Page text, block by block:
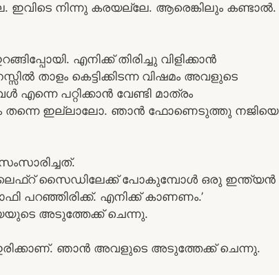
ഇവിടെ നിന്നു കരയല്ലേ. ആരെങ്കിലും കണ്ടാൽ.
എനിക്ക് തിരിച്ചു വിളിക്കാൻ
താളം കെട്ടിക്കിടന്ന വിഷമം അവളുടെ
എന്നെ പറ്റിക്കാൻ വേണ്ടി മാത്രം
തന്നെ ഇല്ലാലോ. ഞാൻ ഫോണെടുത്തു നജിയെ
ലെഫ്റ് സൈഡിലേക്ക് പോകുമ്പോൾ ഒരു ഇന്ത്യൻ
പറഞ്ഞിരിക്ക്. എനിക്ക് കാണണം.’
അടുത്തേക്ക് ചെന്നു.
ഞാൻ അവളുടെ അടുത്തേക്ക് ചെന്നു.